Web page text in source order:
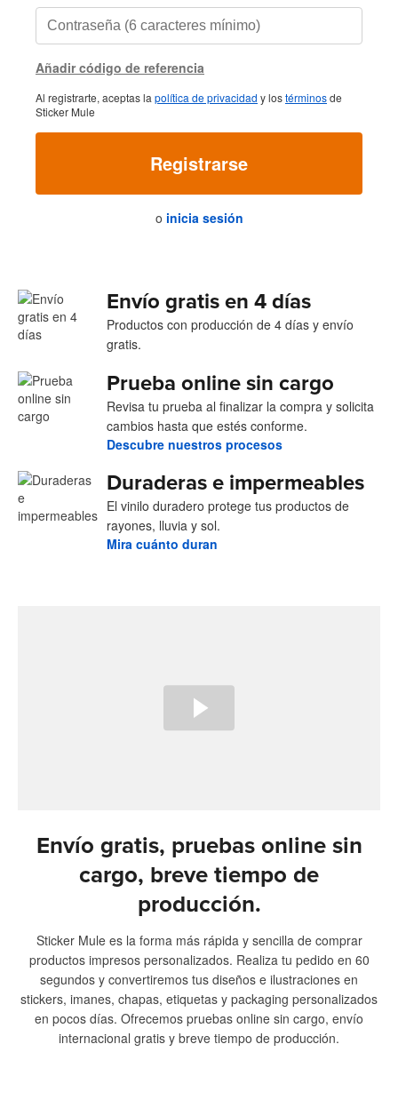
Añadir código de referencia
Al registrarte, aceptas la política de privacidad y lostérminosde
Sticker Mule
Registrarse
o inicia sesión
Envío gratis en 4 días
Productos con producción de 4 días y envío
gratis.
Prueba online sin cargo
Revisa tu prueba al finalizar la compra y solicita
cambios hasta que estés conforme.
Descubre nuestros procesos
Duraderas e impermeables
El vinilo duradero protege tus productos de
rayones, lluvia y sol.
Mira cuánto duran
Envío gratis, pruebas online sin
cargo, breve tiempo de
producción.
Sticker Mule es la forma más rápida y sencilla de comprar
productos impresos personalizados. Realiza tu pedido en 60
segundos y convertiremos tus diseños e ilustraciones en
stickers, imanes, chapas, etiquetas y packaging personalizados
en pocos días. Ofrecemos pruebas online sin cargo, envío
internacional gratis y breve tiempo de producción.